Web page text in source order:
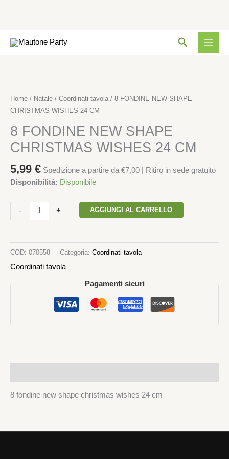
Cerca
Home / Natale / Coordinati tavola / 8 FONDINE NEW SHAPE
CHRISTMAS WISHES 24 CM
8 FONDINE NEW SHAPE
CHRISTMAS WISHES 24 CM
5,99 € Spedizione a partire da €7,00 | Ritiro in sede gratuito
Disponibilità: Disponibile
-
NEW
SHAPE
WISHES
24
CM
quantità
+ AGGIUNGI AL CARRELLO
COD: 070558 Categoria: Coordinati tavola
Coordinati tavola
Pagamenti sicuri
8 fondine new shape christmas wishes 24 cm
CM